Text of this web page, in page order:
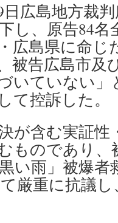
日広島地方裁
し、原告84名
広島県に命じ
被告広島市及
いていない
て控訴した。
含む実証性
ものであり、
い雨」被爆
厳重に抗議